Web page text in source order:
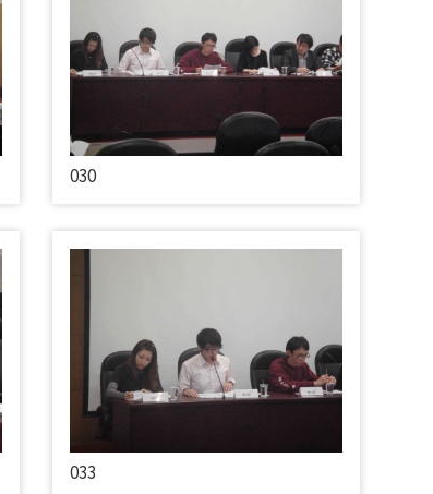
030
033